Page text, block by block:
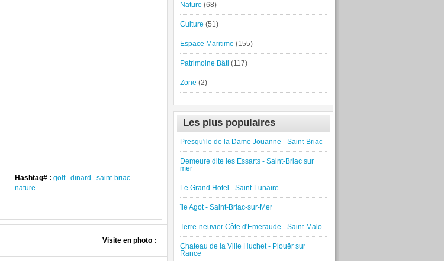
Hashtag# : golf dinard
saint-briac
nature
Visite en photo :
Nature (68)
Culture (51)
Espace Maritime (155)
Patrimoine Bâti (117)
Zone (2)
Les plus populaires
Presqu'ile de la Dame Jouanne - Saint-Briac
Demeure dite les Essarts - Saint-Briac sur
mer
Le Grand Hotel - Saint-Lunaire
île Agot - Saint-Briac-sur-Mer
Terre-neuvier Côte d'Emeraude - Saint-Malo
Chateau de la Ville Huchet - Plouër sur
Rance